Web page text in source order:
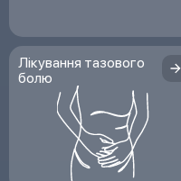
Лікування тазового
болю